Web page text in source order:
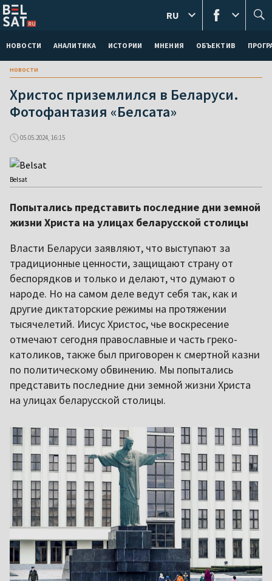
НОВОСТИ АНАЛИТИКА ИСТОРИИ МНЕНИЯ ОБЪЕКТИВ
RU
новости
Христос приземлился в Беларуси.
Фотофантазия «Белсата»
05.05.2024, 16:15
Belsat
Попытались представить последние дни земной
жизни Христа на улицах беларусской столицы
Власти Беларуси заявляют, что выступают за
традиционные ценности, защищают страну от
беспорядков и только и делают, что думают о
народе. Но на самом деле ведут себя так, как и
другие диктаторские режимы на протяжении
тысячелетий. Иисус Христос, чье воскресение
отмечают сегодня православные и часть греко-
католиков, также был приговорен к смертной казни
по политическому обвинению. Мы попытались
представить последние дни земной жизни Христа
на улицах беларусской столицы.